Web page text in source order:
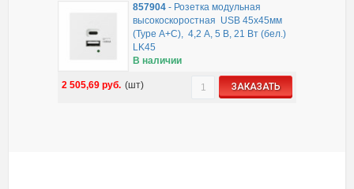
857904- Розетка модульная
высокоскоростная USB 45х45мм
(Type А+С), 4,2 А, 5 В, 21 Вт (бел.)
LK45
В наличии
2 505,69 руб. (шт) ЗАКАЗАТЬ